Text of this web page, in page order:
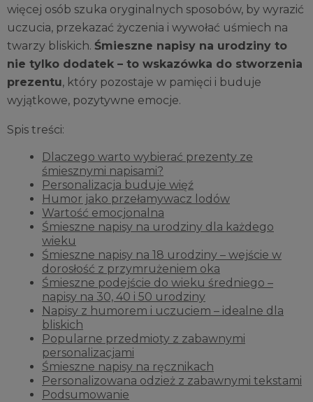
więcej osób szuka oryginalnych sposobów, by wyrazić
uczucia, przekazać życzenia i wywołać uśmiech na
twarzy bliskich. Śmieszne napisy na urodziny to
nie tylko dodatek – to wskazówka do stworzenia
prezentu, który pozostaje w pamięci i buduje
wyjątkowe, pozytywne emocje.
Spis treści:
Dlaczego warto wybierać prezenty ze
śmiesznymi napisami?
Personalizacja buduje więź
Humor jako przełamywacz lodów
Wartość emocjonalna
Śmieszne napisy na urodziny dla każdego
wieku
Śmieszne napisy na 18 urodziny – wejście w
dorosłość z przymrużeniem oka
Śmieszne podejście do wieku średniego –
napisy na 30, 40 i 50 urodziny
Napisy z humorem i uczuciem – idealne dla
bliskich
Popularne przedmioty z zabawnymi
personalizacjami
Śmieszne napisy na ręcznikach
Personalizowana odzież z zabawnymi tekstami
Podsumowanie